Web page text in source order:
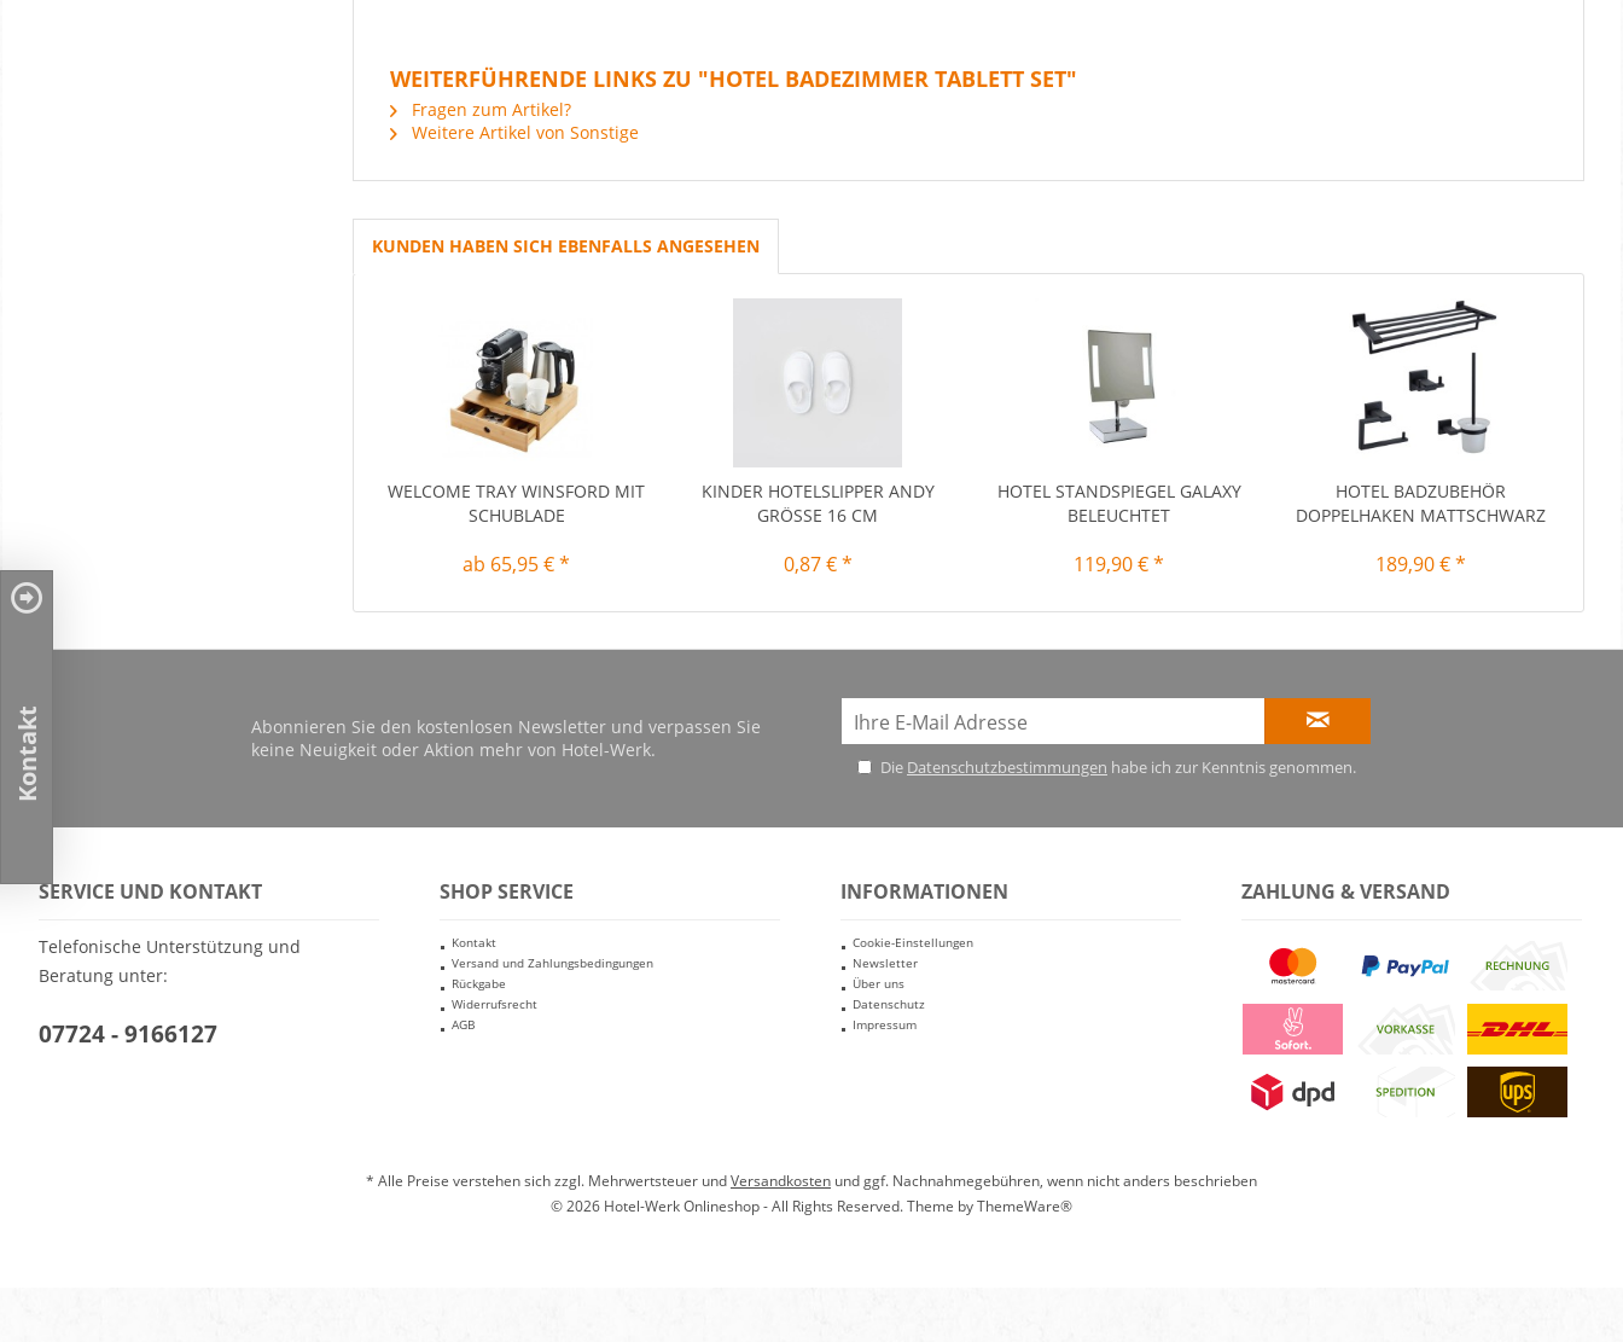
WEITERFÜHRENDE LINKS ZU "HOTEL BADEZIMMER TABLETT SET"
Fragen zum Artikel?
Weitere Artikel von Sonstige
KUNDEN HABEN SICH EBENFALLS ANGESEHEN
WELCOME TRAY WINSFORD MIT
SCHUBLADE
ab 65,95 € *
KINDER HOTELSLIPPER ANDY
GRÖSSE 16 CM
0,87 € *
HOTEL STANDSPIEGEL GALAXY
BELEUCHTET
119,90 € *
HOTEL BADZUBEHÖR
DOPPELHAKEN MATTSCHWARZ
189,90 € *
Abonnieren Sie den kostenlosen Newsletter und verpassen Sie
keine Neuigkeit oder Aktion mehr von Hotel-Werk.
Die Datenschutzbestimmungen habe ich zur Kenntnis genommen.
SERVICE UND KONTAKT
Telefonische Unterstützung und
Beratung unter:
07724 - 9166127
SHOP SERVICE
Kontakt
Versand und Zahlungsbedingungen
Rückgabe
Widerrufsrecht
AGB
INFORMATIONEN
Cookie-Einstellungen
Newsletter
Über uns
Datenschutz
Impressum
ZAHLUNG & VERSAND
* Alle Preise verstehen sich zzgl. Mehrwertsteuer undVersandkosten und ggf. Nachnahmegebühren, wenn nicht anders beschrieben
© 2026 Hotel-Werk Onlineshop - All Rights Reserved. Theme byThemeWare®
Kontakt